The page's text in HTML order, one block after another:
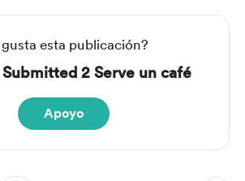
gusta esta publicación?
2 Serve un café
Apoyo